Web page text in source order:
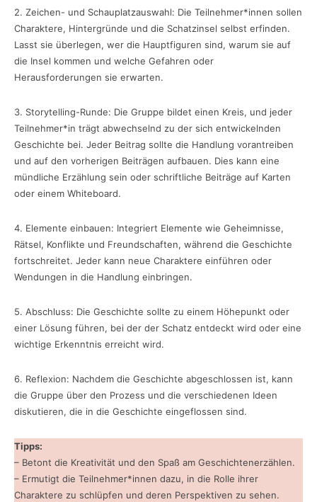
2. Zeichen- und Schauplatzauswahl: Die Teilnehmer*innen sollen
Charaktere, Hintergründe und die Schatzinsel selbst erfinden.
Lasst sie überlegen, wer die Hauptfiguren sind, warum sie auf
die Insel kommen und welche Gefahren oder
Herausforderungen sie erwarten.
3. Storytelling-Runde: Die Gruppe bildet einen Kreis, und jeder
Teilnehmer*in trägt abwechselnd zu der sich entwickelnden
Geschichte bei. Jeder Beitrag sollte die Handlung vorantreiben
und auf den vorherigen Beiträgen aufbauen. Dies kann eine
mündliche Erzählung sein oder schriftliche Beiträge auf Karten
oder einem Whiteboard.
4. Elemente einbauen: Integriert Elemente wie Geheimnisse,
Rätsel, Konflikte und Freundschaften, während die Geschichte
fortschreitet. Jeder kann neue Charaktere einführen oder
Wendungen in die Handlung einbringen.
5. Abschluss: Die Geschichte sollte zu einem Höhepunkt oder
einer Lösung führen, bei der der Schatz entdeckt wird oder eine
wichtige Erkenntnis erreicht wird.
6. Reflexion: Nachdem die Geschichte abgeschlossen ist, kann
die Gruppe über den Prozess und die verschiedenen Ideen
diskutieren, die in die Geschichte eingeflossen sind.
Tipps:
– Betont die Kreativität und den Spaß am Geschichtenerzählen.
– Ermutigt die Teilnehmer*innen dazu, in die Rolle ihrer
Charaktere zu schlüpfen und deren Perspektiven zu sehen.